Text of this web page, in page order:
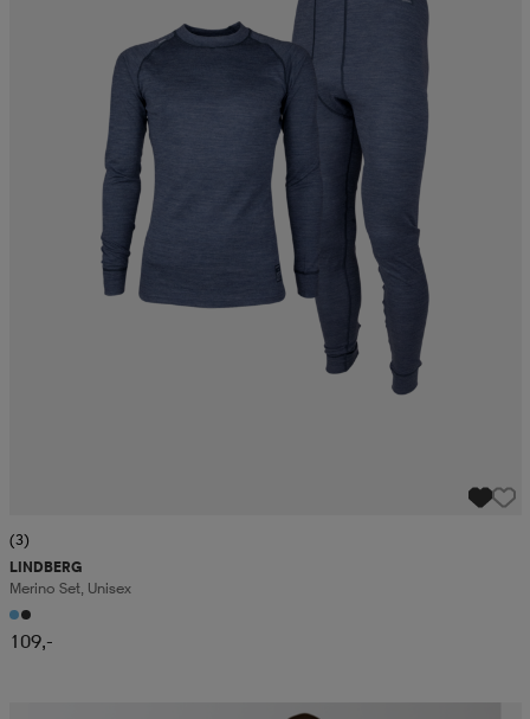
(3)
LINDBERG
Merino Set, Unisex
109,-